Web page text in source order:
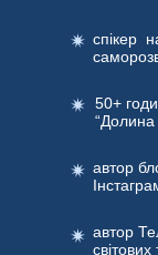
автор
50+
“Долина
автор
спікер